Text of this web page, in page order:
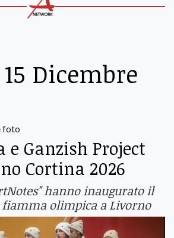
15 Dicembre
foto
e Ganzish Project
Cortina 2026
hanno inaugurato il
fiamma olimpica a Livorno